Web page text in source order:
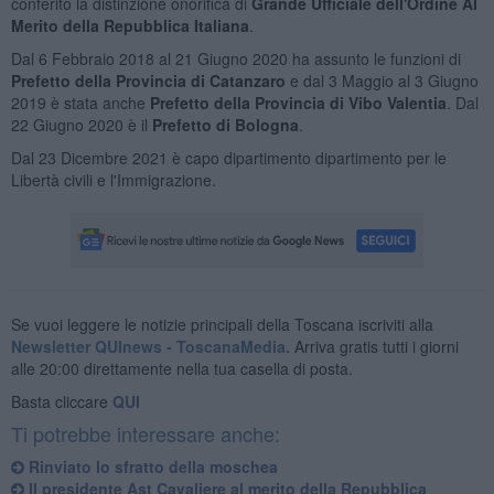
Merito della Repubblica Italiana
Dal 6 Febbraio 2018 al 21 Giugno 2020 ha assunto le funzioni di
Prefetto della Provincia di Catanzaro e dal 3 Maggio al 3 Giugno
2019 è stata anche Prefetto della Provincia di Vibo Valentia . Dal
22 Giugno 2020 è il Prefetto di Bologna
Dal 23 Dicembre 2021 è capo dipartimento dipartimento per le
Libertà civili e l'Immigrazione.
Se vuoi leggere le notizie principali della Toscana iscriviti alla
Newsletter QUInews - ToscanaMedia. Arriva gratis tutti i giorni
alle 20:00 direttamente nella tua casella di posta.
Basta cliccare QUI
Ti potrebbe interessare anche:
Rinviato lo sfratto della moschea
Il presidente Ast Cavaliere al merito della Repubblica